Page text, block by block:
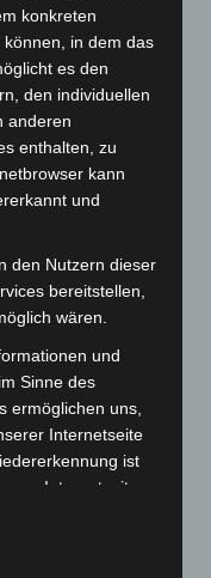
konkreten
in dem das
es den
den individuellen
anderen
enthalten, zu
kann
und
den Nutzern dieser
bereitstellen,
wären.
und
Sinne des
ermöglichen uns,
Internetseite
ist
Internetseite
nicht bei jedem
Zugangsdaten